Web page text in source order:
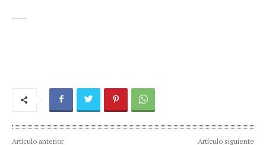
Artículo anterior Artículo siguiente